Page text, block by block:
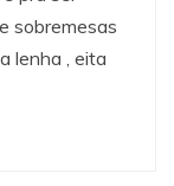
sobremesas
lenha , eita